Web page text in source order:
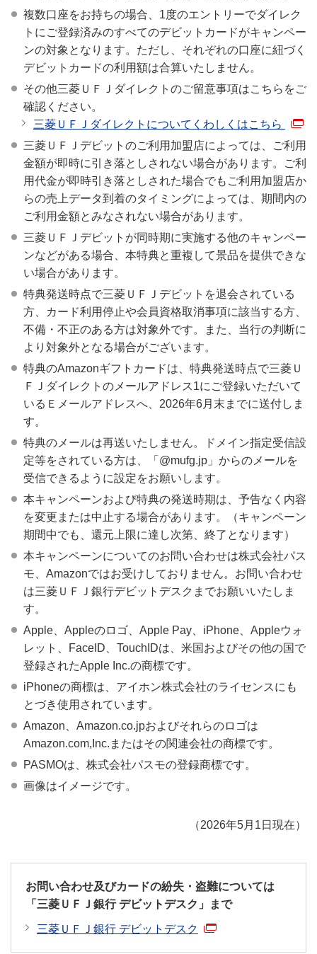
複数口座をお持ちの場合、1度のエントリーでダイレク
トにご登録済みのすべてのデビットカードがキャンペー
ンの対象となります。ただし、それぞれの口座に紐づく
デビットカードの利用額は合算いたしません。
その他三菱ＵＦＪダイレクトのご留意事項はこちらをご
確認ください。
三菱ＵＦＪダイレクトについてくわしくはこちら
三菱ＵＦＪデビットのご利用加盟店によっては、ご利用
金額が即時に引き落としされない場合があります。ご利
用代金が即時引き落としされた場合でもご利用加盟店か
らの売上データ到着のタイミングによっては、期間内の
ご利用金額とみなされない場合があります。
三菱ＵＦＪデビットが同時期に実施する他のキャンペー
ンなどがある場合、本特典と重複して景品を提供できな
い場合があります。
特典発送時点で三菱ＵＦＪデビットを退会されている
方、カード利用停止や会員資格取消事項に該当する方、
不備・不正のある方は対象外です。また、当行の判断に
より対象外となる場合がございます。
特典のAmazonギフトカードは、特典発送時点で三菱Ｕ
ＦＪダイレクトのメールアドレス1にご登録いただいて
いるＥメールアドレスへ、2026年6月末までに送付しま
す。
特典のメールは再送いたしません。ドメイン指定受信設
定等をされている方は、「@mufg.jp」からのメールを
受信できるように設定をお願いします。
本キャンペーンおよび特典の発送時期は、予告なく内容
を変更または中止する場合があります。（キャンペーン
期間中でも、還元上限に達し次第、終了となります）
本キャンペーンについてのお問い合わせは株式会社パス
モ、Amazonではお受けしておりません。お問い合わせ
は三菱ＵＦＪ銀行デビットデスクまでお願いいたしま
す。
Apple、Appleのロゴ、Apple Pay、iPhone、Appleウォ
レット、FaceID、TouchIDは、米国およびその他の国で
登録されたApple Inc.の商標です。
iPhoneの商標は、アイホン株式会社のライセンスにも
とづき使用されています。
Amazon、Amazon.co.jpおよびそれらのロゴは
Amazon.com,Inc.またはその関連会社の商標です。
PASMOは、株式会社パスモの登録商標です。
画像はイメージです。
（2026年5月1日現在）
お問い合わせ及びカードの紛失・盗難については
「三菱ＵＦＪ銀行 デビットデスク」まで
三菱ＵＦＪ銀行 デビットデスク